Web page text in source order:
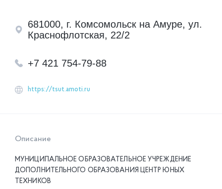
681000, г. Комсомольск на Амуре, ул.
Краснофлотская, 22/2
+7 421 754-79-88
https://tsut.amoti.ru
Описание
МУНИЦИПАЛЬНОЕ ОБРАЗОВАТЕЛЬНОЕ УЧРЕЖДЕНИЕ
ДОПОЛНИТЕЛЬНОГО ОБРАЗОВАНИЯ ЦЕНТР ЮНЫХ
ТЕХНИКОВ